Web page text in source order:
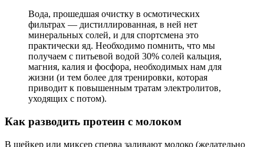
Вода, прошедшая очистку в осмотических
фильтрах — дистиллированная, в ней нет
минеральных солей, и для спортсмена это
практически яд. Необходимо помнить, что мы
получаем с питьевой водой 30% солей кальция,
магния, калия и фосфора, необходимых нам для
жизни (и тем более для тренировки, которая
приводит к повышенным тратам электролитов,
уходящих с потом).
Как разводить протеин с молоком
В шейкер или миксер сперва заливают молоко (желательно